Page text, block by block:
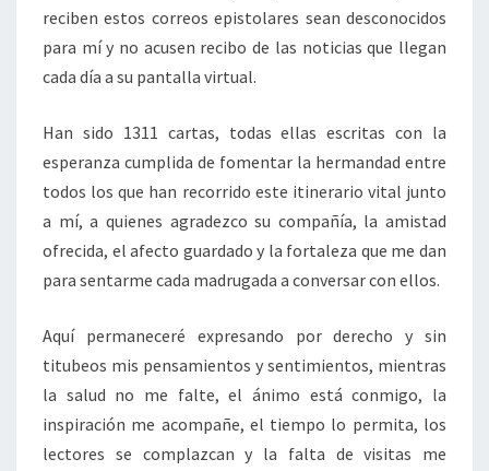
reciben estos correos epistolares sean desconocidos
para mí y no acusen recibo de las noticias que llegan
cada día a su pantalla virtual.
Han sido 1311 cartas, todas ellas escritas con la
esperanza cumplida de fomentar la hermandad entre
todos los que han recorrido este itinerario vital junto
a mí, a quienes agradezco su compañía, la amistad
ofrecida, el afecto guardado y la fortaleza que me dan
para sentarme cada madrugada a conversar con ellos.
Aquí permaneceré expresando por derecho y sin
titubeos mis pensamientos y sentimientos, mientras
la salud no me falte, el ánimo está conmigo, la
inspiración me acompañe, el tiempo lo permita, los
lectores se complazcan y la falta de visitas me